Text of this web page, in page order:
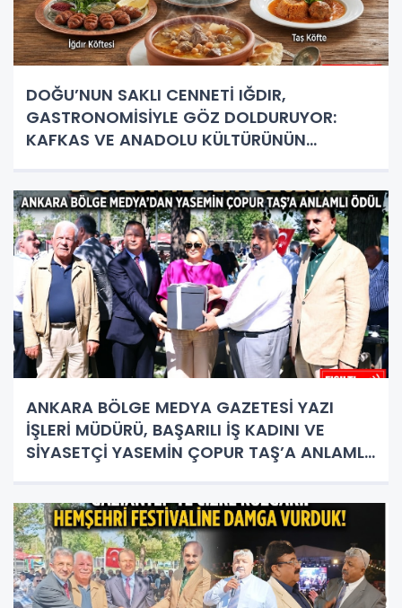
DOĞU’NUN SAKLI CENNETİ IĞDIR,
GASTRONOMİSİYLE GÖZ DOLDURUYOR:
KAFKAS VE ANADOLU KÜLTÜRÜNÜN
ANKARA BÖLGE MEDYA GAZETESİ YAZI
İŞLERİ MÜDÜRÜ, BAŞARILI İŞ KADINI VE
SİYASETÇİ YASEMİN ÇOPUR TAŞ’A ANLAMLI